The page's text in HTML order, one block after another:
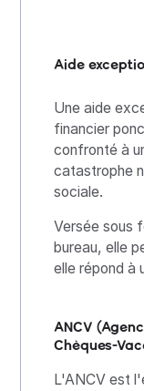
Aide
Une aide
financier
confronté à
catastrophe
sociale.
Versée sous
bureau, elle
elle répond à
ANCV
Chèques-
L'ANCV est